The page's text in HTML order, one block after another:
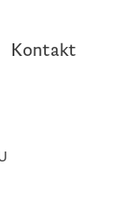
Kontakt